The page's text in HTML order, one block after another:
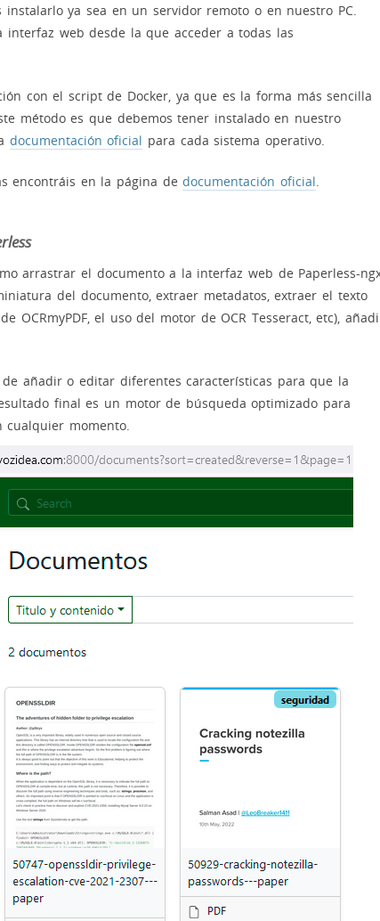
ya sea en un servidor remoto o en nuestro PC.
web desde la que acceder a todas las
con el script de Docker, ya que es la forma más sencilla
método es que debemos tener instalado en nuestro
documentación oficial para cada sistema operativo.
encontráis en la página dedocumentación oficial
arrastrar el documento a la interfaz web de Paperless-
del documento, extraer metadatos, extraer el texto
OCRmyPDF, el uso del motor de OCR Tesseract, etc),
añadir o editar diferentes características para que la
final es un motor de búsqueda optimizado para
momento.